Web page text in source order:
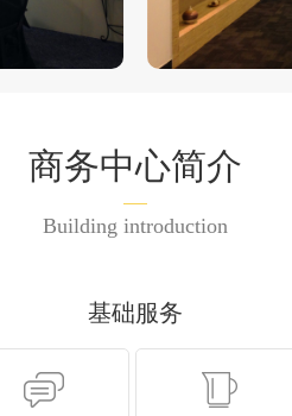
商务中心简介
Building introduction
基础服务